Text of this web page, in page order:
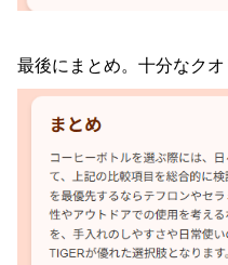
最後にまとめ。十分なクオ